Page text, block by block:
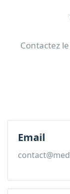
Contactez
Email